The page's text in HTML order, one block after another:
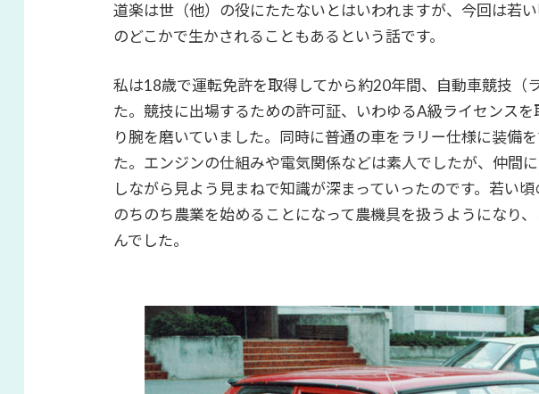
道楽は世（他）の役にたたないとはいわれますが、今回は若
のどこかで生かされることもあるという話です。
私は18歳で運転免許を取得してから約20年間、自動車競技（
た。競技に出場するための許可証、いわゆるA級ライセンスを
り腕を磨いていました。同時に普通の車をラリー仕様に装備
た。エンジンの仕組みや電気関係などは素人でしたが、仲間
しながら見よう見まねで知識が深まっていったのです。若い
のちのち農業を始めることになって農機具を扱うようになり
んでした。